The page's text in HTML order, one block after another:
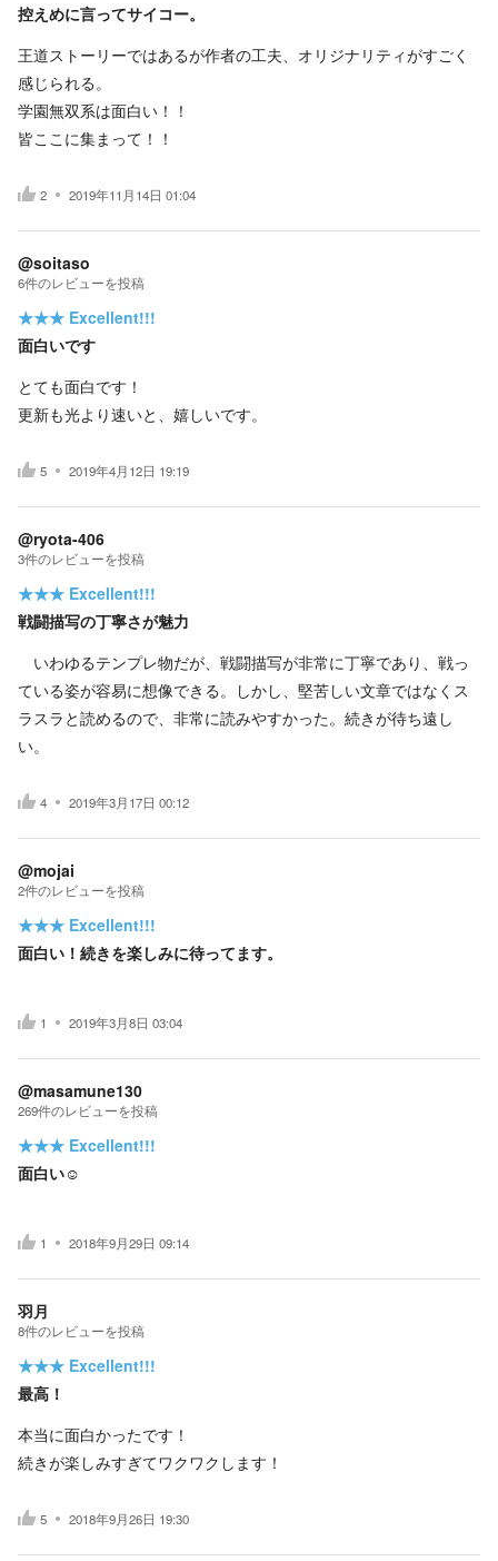
控えめに言ってサイコー。
王道ストーリーではあるが作者の工夫、オリジナリティがすごく
感じられる。
学園無双系は面白い！！
皆ここに集まって！！
2 2019年11月14日 01:04
@soitaso
6件のレビューを投稿
★★★ Excellent!!!
面白いです
とても面白です！
更新も光より速いと、嬉しいです。
5 2019年4月12日 19:19
@ryota-406
3件のレビューを投稿
★★★ Excellent!!!
戦闘描写の丁寧さが魅力
いわゆるテンプレ物だが、戦闘描写が非常に丁寧であり、戦っ
ている姿が容易に想像できる。しかし、堅苦しい文章ではなくス
ラスラと読めるので、非常に読みやすかった。続きが待ち遠し
い。
4 2019年3月17日 00:12
@mojai
2件のレビューを投稿
★★★ Excellent!!!
面白い！続きを楽しみに待ってます。
1 2019年3月8日 03:04
@masamune130
269件のレビューを投稿
★★★ Excellent!!!
面白い☺
1 2018年9月29日 09:14
羽月
8件のレビューを投稿
★★★ Excellent!!!
最高！
本当に面白かったです！
続きが楽しみすぎてワクワクします！
5 2018年9月26日 19:30